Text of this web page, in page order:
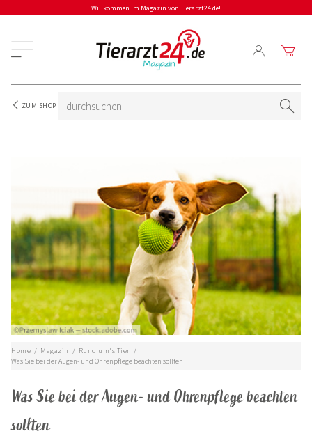
Willkommen im Magazin von Tierarzt24.de!
ZUM SHOP
Home / Magazin / Rund um's Tier /
Was Sie bei der Augen- und Ohrenpflege beachten sollten
Was Sie bei der Augen- und Ohrenpflege beachten
sollten